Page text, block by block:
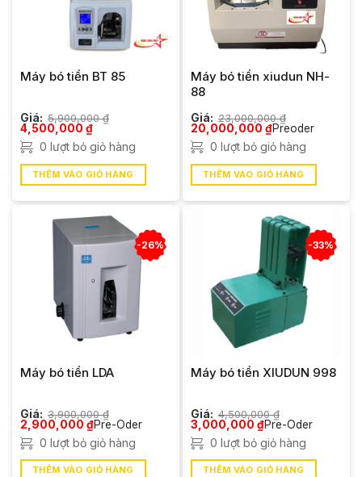
Máy bó tiền BT 85
Giá: 5,900,000₫
Giá
gốc
là:
4,500,000 ₫Giá
tại
4,500,000 ₫.
0 lượt bỏ giỏ hàng
THÊM VÀO GIỎ HÀNG
Máy bó tiền xiudun NH-
88
Giá: 23,000,000₫
Giá
gốc
là:
20,000,000 ₫Giá
tại
20,000,000 ₫.
Preoder
0 lượt bỏ giỏ hàng
THÊM VÀO GIỎ HÀNG
-26%
Máy bó tiền LDA
Giá: 3,900,000₫
Giá
gốc
là:
2,900,000 ₫Giá
tại
2,900,000 ₫.
Pre-Oder
0 lượt bỏ giỏ hàng
THÊM VÀO GIỎ HÀNG
-33%
Máy bó tiền XIUDUN 998
Giá: 4,500,000₫
Giá
gốc
là:
3,000,000 ₫Giá
tại
3,000,000 ₫.
Pre-Oder
0 lượt bỏ giỏ hàng
THÊM VÀO GIỎ HÀNG